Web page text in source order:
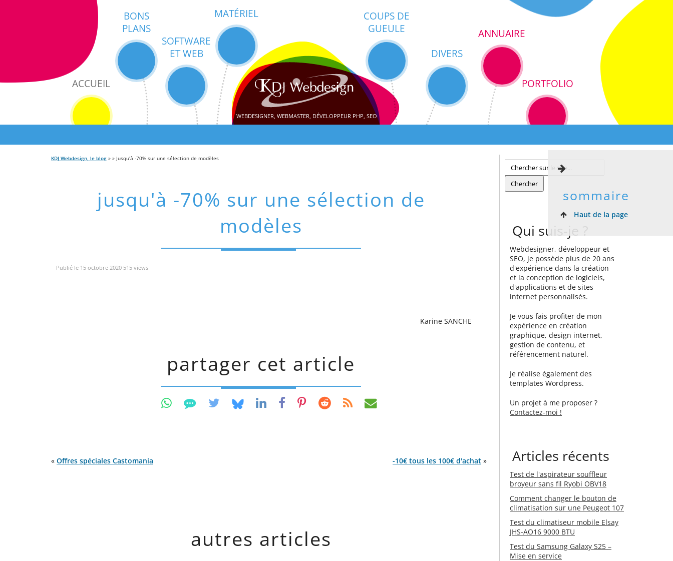
ACCUEIL
BONS
PLANS
SOFTWARE
ET WEB
MATÉRIEL
COUPS DE
GUEULE
DIVERS
ANNUAIRE
PORTFOLIO
WEBDESIGNER, WEBMASTER, DÉVELOPPEUR PHP, SEO
KDJ Webdesign, le blog » » Jusqu'à -70% sur une sélection de modèles
jusqu'à -70% sur une sélection de
modèles
sommaire
Haut de la page
Publié le 15 octobre 2020 515 views
Karine SANCHE
partager cet article
« Offres spéciales Castomania -10€ tous les 100€ d'achat »
autres articles
Qui suis-je ?
Webdesigner, développeur et
SEO, je possède plus de 20 ans
d'expérience dans la création
et la conception de logiciels,
d'applications et de sites
internet personnalisés.
Je vous fais profiter de mon
expérience en création
graphique, design internet,
gestion de contenu, et
référencement naturel.
Je réalise également des
templates Wordpress.
Un projet à me proposer ?
Contactez-moi !
Articles récents
Test de l'aspirateur souffleur
broyeur sans fil Ryobi OBV18
Comment changer le bouton de
climatisation sur une Peugeot 107
Test du climatiseur mobile Elsay
JHS-AO16 9000 BTU
Test du Samsung Galaxy S25 –
Mise en service